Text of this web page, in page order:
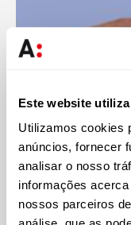
Este website
Utilizamos cookies
anúncios, fornecer
analisar o nosso
informações
nossos parceiros
21 MAI 2026